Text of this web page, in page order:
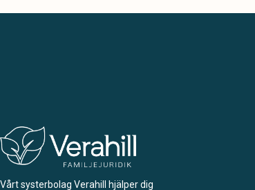
Vårt systerbolag Verahill hjälper dig